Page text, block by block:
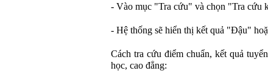
- Vào mục "Tra cứu" và chọn "Tra cứu
- Hệ thống sẽ hiển thị kết quả "Đậu"
Cách tra cứu điểm chuẩn, kết quả
học, cao đẳng: